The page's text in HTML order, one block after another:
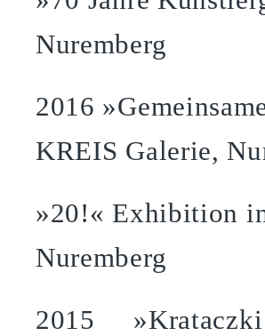
Nuremberg
2016
KREIS Galerie,
»20!« Exhibition
Nuremberg
2015 »Krataczki